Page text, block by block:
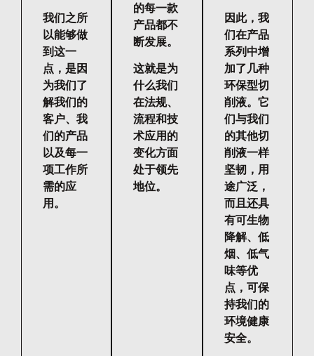
我们之所
以能够做
到这一
点，是因
为我们了
解我们的
客户、我
们的产品
以及每一
项工作所
需的应
用。
的每一款
产品都不
断发展。
这就是为
什么我们
在法规、
流程和技
术应用的
变化方面
处于领先
地位。
因此，我
们在产品
系列中增
加了几种
环保型切
削液。它
们与我们
的其他切
削液一样
坚韧，用
途广泛，
而且还具
有可生物
降解、低
烟、低气
味等优
点，可保
持我们的
环境健康
安全。